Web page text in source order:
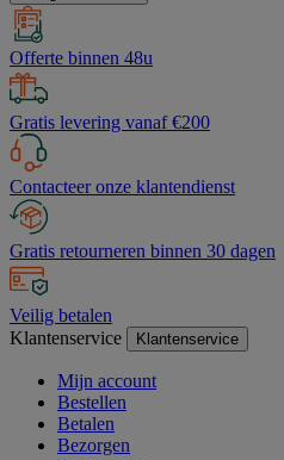
Offerte binnen 48u
Gratis levering vanaf €200
Contacteer onze klantendienst
Gratis retourneren binnen 30 dagen
Veilig betalen
Klantenservice
Klantenservice
Mijn account
Bestellen
Betalen
Bezorgen